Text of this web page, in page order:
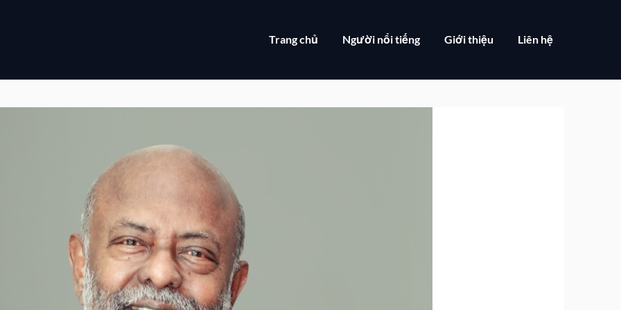
Trang chủ Người nổi tiếng Giới thiệu Liên hệ